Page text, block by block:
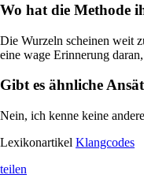
Wo hat die Methode
Die Wurzeln scheinen weit
eine wage Erinnerung
Gibt es ähnliche
Nein, ich kenne keine
Lexikonartikel Klangcodes
teilen